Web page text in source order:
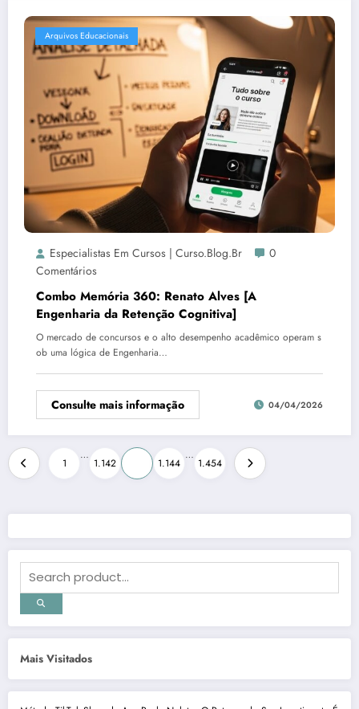
Arquivos Educacionais
Especialistas Em Cursos | Curso.blog.br
0
Comentários
Combo Memória 360: Renato Alves [A
Engenharia da Retenção Cognitiva]
O mercado de concursos e o alto desempenho acadêmico operam s
ob uma lógica de Engenharia…
Consulte mais informação 04/04/2026
Paginação
de
posts
1
…
1.142 1.144
…
1.454
Mais Visitados